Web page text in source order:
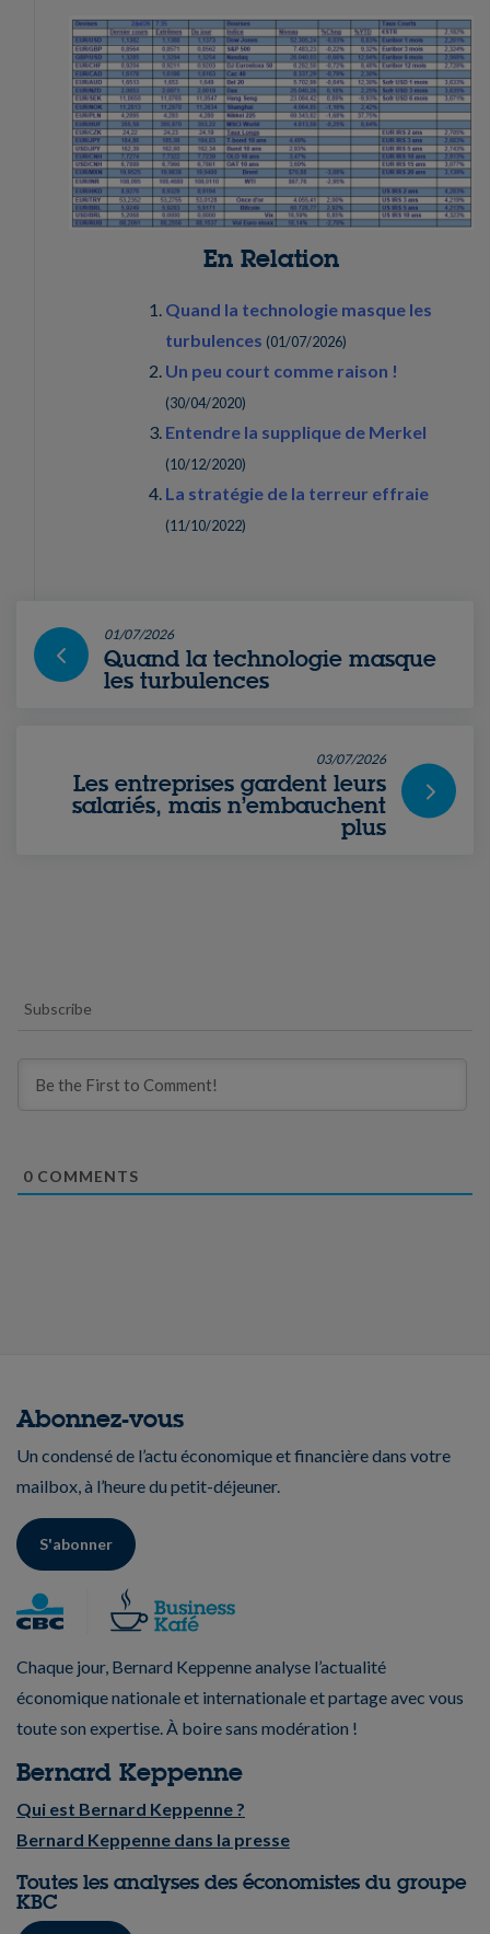
En Relation
Quand la technologie masque les
turbulences (01/07/2026)
Un peu court comme raison !
(30/04/2020)
Entendre la supplique de Merkel
(10/12/2020)
La stratégie de la terreur effraie
(11/10/2022)
01/07/2026
Quand la technologie masque
les turbulences
03/07/2026
Les entreprises gardent leurs
salariés, mais n’embauchent
plus
Subscribe
0 COMMENTS
Abonnez-vous
Un condensé de l’actu économique et financière dans votre
mailbox, à l’heure du petit-déjeuner.
S'abonner
Chaque jour, Bernard Keppenne analyse l’actualité
économique nationale et internationale et partage avec vous
toute son expertise. À boire sans modération !
Bernard Keppenne
Qui est Bernard Keppenne ?
Bernard Keppenne dans la presse
Toutes les analyses des économistes du groupe
KBC